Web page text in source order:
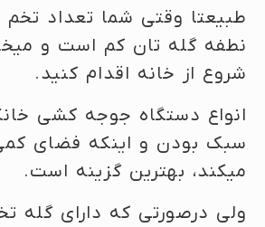
طبیعتا وقتی شما تعداد تخم
نطفه گله تان کم است و
شروع از خانه اقدام کنید.
انواع دستگاه جوجه کشی
سبک بودن و اینکه فضای
میکند، بهترین گزینه است.
ولی درصورتی که دارای گله